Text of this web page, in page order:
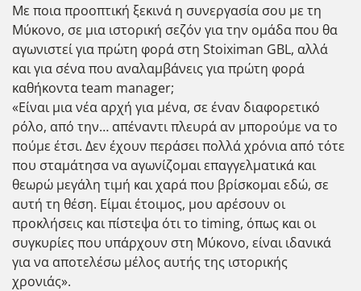
Με ποια προοπτική ξεκινά η συνεργασία σου με τη
Μύκονο, σε μια ιστορική σεζόν για την ομάδα που θα
αγωνιστεί για πρώτη φορά στη Stoiximan GBL, αλλά
και για σένα που αναλαμβάνεις για πρώτη φορά
καθήκοντα team manager;
«Είναι μια νέα αρχή για μένα, σε έναν διαφορετικό
ρόλο, από την… απέναντι πλευρά αν μπορούμε να το
πούμε έτσι. Δεν έχουν περάσει πολλά χρόνια από τότε
που σταμάτησα να αγωνίζομαι επαγγελματικά και
θεωρώ μεγάλη τιμή και χαρά που βρίσκομαι εδώ, σε
αυτή τη θέση. Είμαι έτοιμος, μου αρέσουν οι
προκλήσεις και πίστεψα ότι το timing, όπως και οι
συγκυρίες που υπάρχουν στη Μύκονο, είναι ιδανικά
για να αποτελέσω μέλος αυτής της ιστορικής
χρονιάς».